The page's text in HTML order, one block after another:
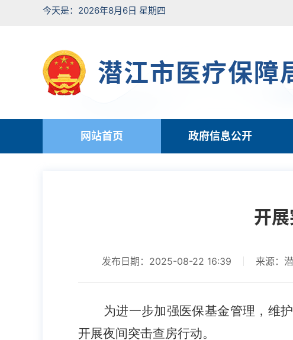
今天是：2026年8月6日 星期四
潜江市医疗保障
网站首页 政府信息公开
开
发布日期：2025-08-22 16:39 来源：
为进一步加强医保基金管理，维
开展夜间突击查房行动。